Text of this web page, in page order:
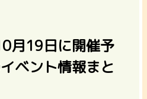
月19日に開催予
ベント情報まと